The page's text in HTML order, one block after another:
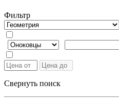
Фильтр
Свернуть поиск